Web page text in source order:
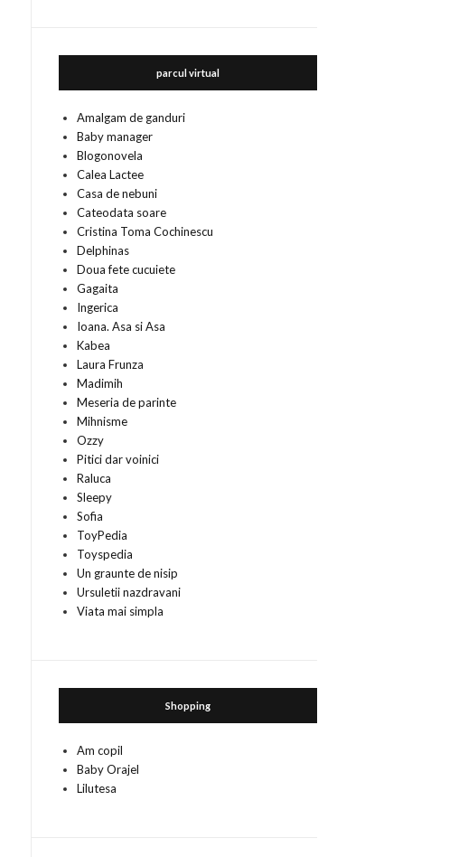
parcul virtual
Amalgam de ganduri
Baby manager
Blogonovela
Calea Lactee
Casa de nebuni
Cateodata soare
Cristina Toma Cochinescu
Delphinas
Doua fete cucuiete
Gagaita
Ingerica
Ioana. Asa si Asa
Kabea
Laura Frunza
Madimih
Meseria de parinte
Mihnisme
Ozzy
Pitici dar voinici
Raluca
Sleepy
Sofia
ToyPedia
Toyspedia
Un graunte de nisip
Ursuletii nazdravani
Viata mai simpla
Shopping
Am copil
Baby Orajel
Lilutesa